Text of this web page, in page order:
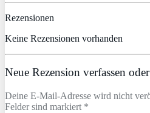
Rezensionen
Keine Rezensionen vorhanden
Neue Rezension verfassen
Deine E-Mail-Adresse wird nicht
Felder sind markiert *